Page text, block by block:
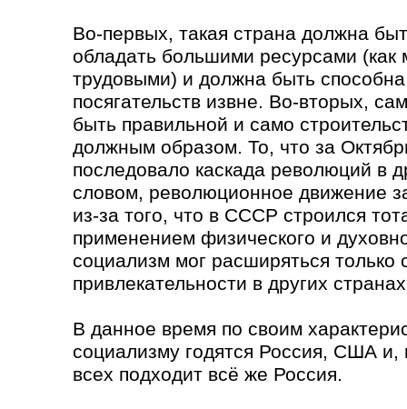
Во-первых, такая страна должна
обладать большими ресурсами (как
трудовыми) и должна быть
посягательств извне. Во-вторых,
быть правильной и само
должным образом. То, что за
последовало каскада революций в
словом, революционное движение
из-за того, что в СССР строился
применением физического и
социализм мог расширяться только
привлекательности в других
В данное время по своим
социализму годятся Россия, США
всех подходит всё же Россия.